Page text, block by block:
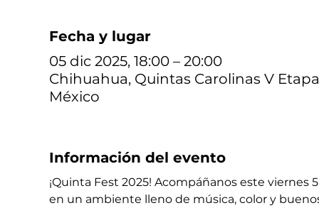
Fecha y lugar
05 dic 2025, 18:00 – 20:00
Chihuahua, Quintas Carolinas V
México
Información del evento
¡Quinta Fest 2025! Acompáñanos este
en un ambiente lleno de música, color y